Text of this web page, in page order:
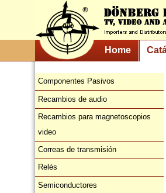
Home
Componentes Pasivos
Recambios de audio
Recambios para magnetoscopios
video
Correas de transmisión
Relés
Semiconductores